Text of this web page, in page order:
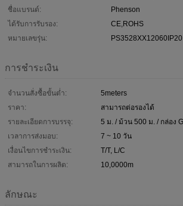
ชื่อแบรนด์:
Phenson
ได้รับการรับรอง:
CE,ROHS
หมายเลขรุ่น:
PS3528XX12060IP20
การชำระเงิน
จำนวนสั่งซื้อขั้นต่ำ:
5meters
ราคา:
สามารถต่อรองได้
รายละเอียดการบรรจุ:
5 ม. / ม้วน 500 ม. / กล่อง
เวลาการส่งมอบ:
7 ~ 10 วัน
เงื่อนไขการชำระเงิน:
T/T, L/C
สามารถในการผลิต:
10,0000m
ลักษณะ